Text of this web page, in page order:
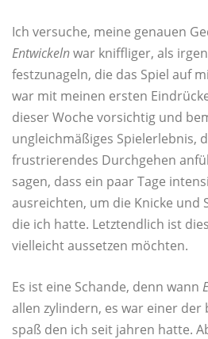
Ich versuche, meine genauen
Entwickelnwar kniffliger, als
festzunageln, die das Spiel auf
war mit meinen ersten
dieser Woche vorsichtig und
ungleichmäßiges Spielerlebnis,
frustrierendes Durchgehen
sagen, dass ein paar Tage
ausreichten, um die Knicke und
die ich hatte. Letztendlich ist
vielleicht aussetzen möchten.
Es ist eine Schande, denn wann
allen zylindern, es war einer
spaß den ich seit jahren hatte.